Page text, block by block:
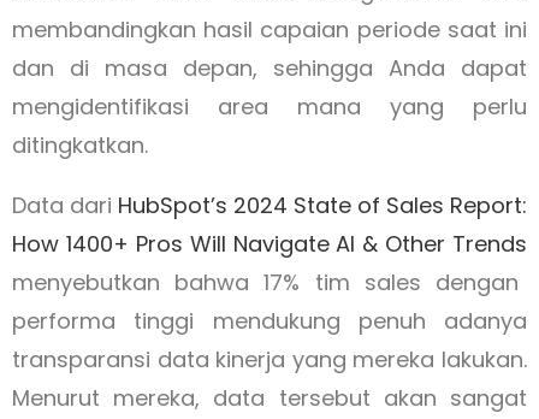
membandingkan hasil capaian periode saat ini
dan di masa depan, sehingga Anda dapat
mengidentifikasi area mana yang perlu
ditingkatkan.
Data dari HubSpot’s 2024 State of Sales Report:
How 1400+ Pros Will Navigate AI & Other Trends
menyebutkan bahwa 17% tim sales dengan
performa tinggi mendukung penuh adanya
transparansi data kinerja yang mereka lakukan.
Menurut mereka, data tersebut akan sangat